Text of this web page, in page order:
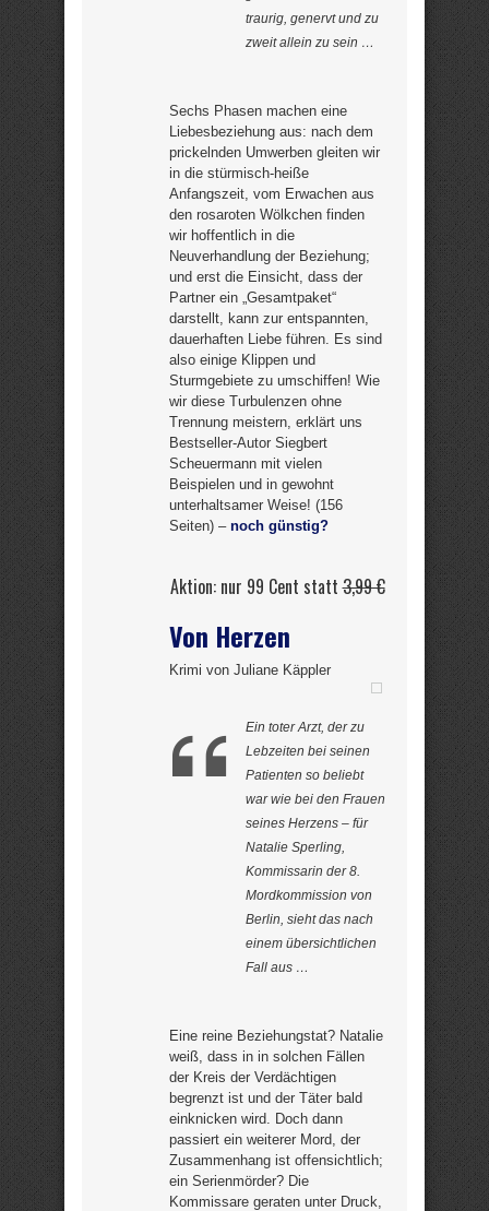
traurig, genervt und zu
zweit allein zu sein …
Sechs Phasen machen eine
Liebesbeziehung aus: nach dem
prickelnden Umwerben gleiten wir
in die stürmisch-heiße
Anfangszeit, vom Erwachen aus
den rosaroten Wölkchen finden
wir hoffentlich in die
Neuverhandlung der Beziehung;
und erst die Einsicht, dass der
Partner ein „Gesamtpaket“
darstellt, kann zur entspannten,
dauerhaften Liebe führen. Es sind
also einige Klippen und
Sturmgebiete zu umschiffen! Wie
wir diese Turbulenzen ohne
Trennung meistern, erklärt uns
Bestseller-Autor Siegbert
Scheuermann mit vielen
Beispielen und in gewohnt
unterhaltsamer Weise! (156
Seiten) – noch günstig?
Aktion: nur 99 Cent statt3,99 €
Von Herzen
Krimi von Juliane Käppler
Ein toter Arzt, der zu
Lebzeiten bei seinen
Patienten so beliebt
war wie bei den Frauen
seines Herzens – für
Natalie Sperling,
Kommissarin der 8.
Mordkommission von
Berlin, sieht das nach
einem übersichtlichen
Fall aus …
Eine reine Beziehungstat? Natalie
weiß, dass in in solchen Fällen
der Kreis der Verdächtigen
begrenzt ist und der Täter bald
einknicken wird. Doch dann
passiert ein weiterer Mord, der
Zusammenhang ist offensichtlich;
ein Serienmörder? Die
Kommissare geraten unter Druck,